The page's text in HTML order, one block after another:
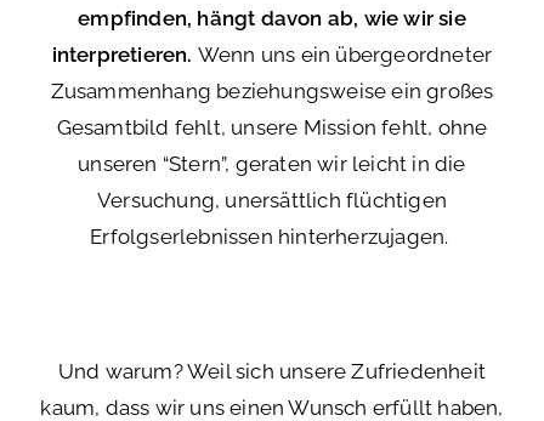
empfinden, hängt davon ab, wie wir sie
interpretieren. Wenn uns ein übergeordneter
Zusammenhang beziehungsweise ein großes
Gesamtbild fehlt, unsere Mission fehlt, ohne
unseren “Stern”, geraten wir leicht in die
Versuchung, unersättlich flüchtigen
Erfolgserlebnissen hinterherzujagen.
Und warum? Weil sich unsere Zufriedenheit
kaum, dass wir uns einen Wunsch erfüllt haben,